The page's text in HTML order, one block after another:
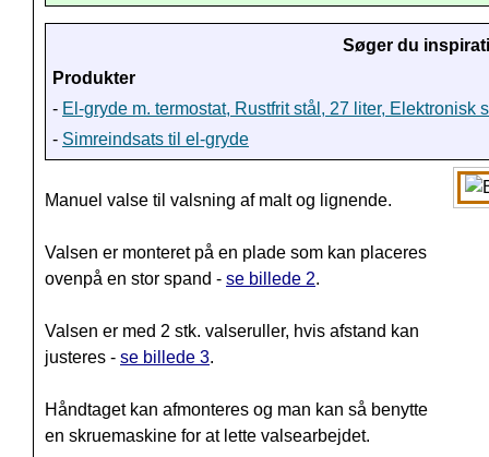
Søger du
Produkter
- El-gryde m. termostat, Rustfrit stål, 27 liter, Elektronisk
- Simreindsats til el-gryde
Manuel valse til valsning af malt og lignende.
Valsen er monteret på en plade som kan placeres
ovenpå en stor spand - se billede 2.
Valsen er med 2 stk. valseruller, hvis afstand kan
justeres - se billede 3.
Håndtaget kan afmonteres og man kan så benytte
en skruemaskine for at lette valsearbejdet.